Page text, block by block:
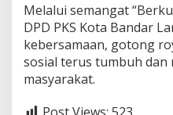
Melalui semangat
DPD PKS Kota Bandar
kebersamaan, gotong
sosial terus tumbuh dan
masyarakat.
Post Views: 523